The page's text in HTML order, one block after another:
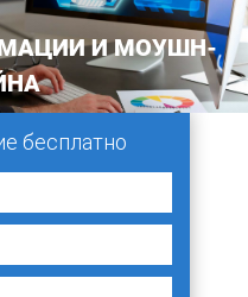
И МОУШН-
бесплатно